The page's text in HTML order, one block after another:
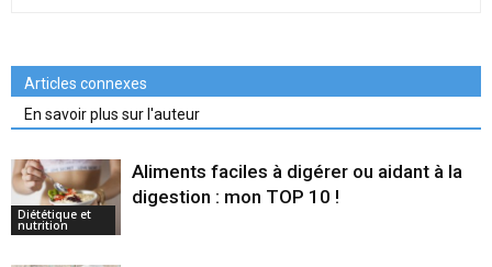
Articles connexes
En savoir plus sur l'auteur
Diététique et
nutrition
Aliments faciles à digérer ou aidant à la
digestion : mon TOP 10 !